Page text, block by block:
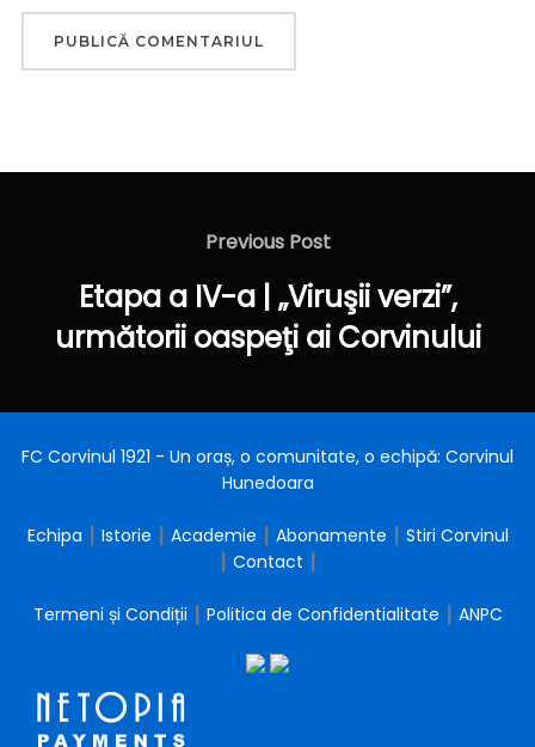
Navigare
Previous
Previous Post
Etapa a IV-a | „Viruşii verzi”,
următorii oaspeţi ai Corvinului
FC Corvinul 1921 - Un oraș, o comunitate, o echipă: Corvinul
Hunedoara
Echipa Istorie Academie Abonamente
Stiri Corvinul
Contact
Termeni și Condiții Politica de Confidentialitate ANPC